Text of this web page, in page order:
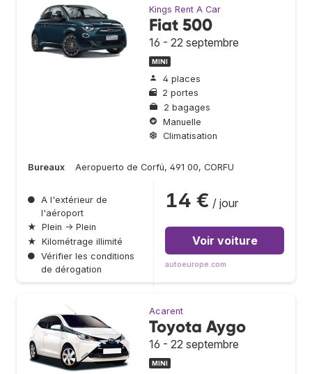
Kings Rent A Car
Fiat 500
16 - 22 septembre
MINI
4 places
2 portes
2 bagages
Manuelle
Climatisation
Bureaux Aeropuerto de Corfú, 491 00, CORFU
● A l'extérieur de
l'aéroport
★ Plein → Plein
★ Kilométrage illimité
● Vérifier les conditions
de dérogation
14 € / jour
Voir voiture
autoeurope.com
Acarent
Toyota Aygo
16 - 22 septembre
MINI